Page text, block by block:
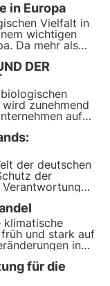
in Europa
Vielfalt in
wichtigen
Da mehr als
auf
geworden,
DER
zunehmend
auf
und Partnern
für
Handeln
der deutschen
der
zur
der
bei der
klimatische
und stark auf
in
und
Distribution
für die